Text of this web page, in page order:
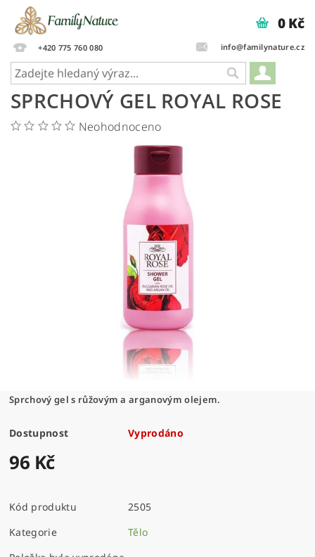
+420 775 760 080 info@familynature.cz
0 Kč
SPRCHOVÝ GEL ROYAL ROSE
Neohodnoceno
Sprchový gel s růžovým a arganovým olejem.
Dostupnost Vyprodáno
96 Kč
Kód produktu
2505
Kategorie
Tělo